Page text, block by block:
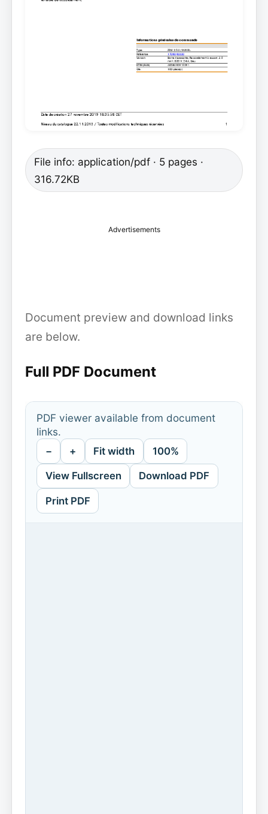
File info: application/pdf · 5 pages ·
316.72KB
Advertisements
Document preview and download links
are below.
Full PDF Document
PDF viewer available from document
links.
− + Fit width 100%
View Fullscreen Download PDF
Print PDF